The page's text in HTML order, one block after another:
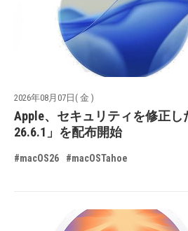
2026年08月07日( 金 )
Apple、セキュリティを修正し
26.6.1」を配布開始
#macOS26 #macOSTahoe